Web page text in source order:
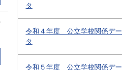
タ
令和４年度 公立学校関係デー
タ
令和５年度 公立学校関係デー